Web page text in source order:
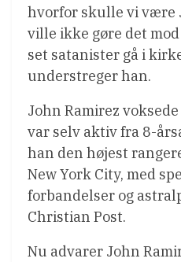
hvorfor skulle vi være
ville ikke gøre det
set satanister gå i
understreger han.
John Ramirez
var selv aktiv fra 8-
han den højest
New York City, med
forbandelser og
Christian Post.
Nu advarer John